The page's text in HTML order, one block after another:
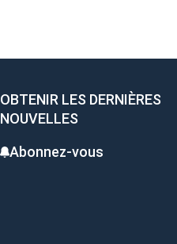
OBTENIR LES DERNIÈRES
NOUVELLES
Abonnez-vous